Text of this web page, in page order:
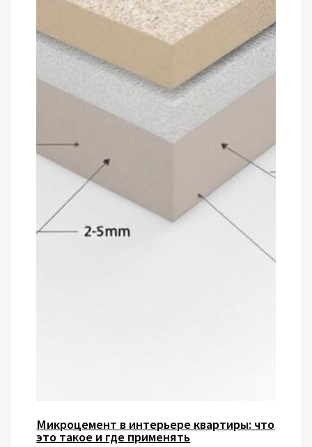
Микроцемент в интерьере квартиры: что
это такое и где применять